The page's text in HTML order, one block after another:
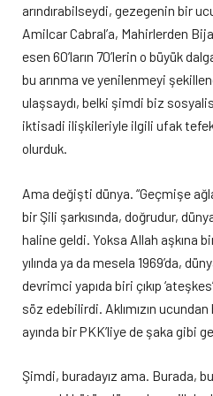
arındırabilseydi, gezegenin bir
Amilcar Cabral’a, Mahirlerden
esen 60’ların 70’lerin o büyük
bu arınma ve yenilenmeyi
ulaşsaydı, belki şimdi biz
iktisadi ilişkileriyle ilgili ufak tefek
olurduk.
Ama değişti dünya. “Geçmişe
bir Şili şarkısında, doğrudur,
haline geldi. Yoksa Allah aşkına
yılında ya da mesela 1969’da,
devrimci yapıda biri çıkıp
söz edebilirdi. Aklımızın
ayında bir PKK’liye de şaka gibi
Şimdi, buradayız ama. Burada,